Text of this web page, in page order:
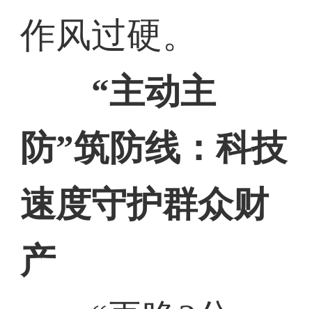
作风过硬。
“主动主
防”筑防线：科技
速度守护群众财
产